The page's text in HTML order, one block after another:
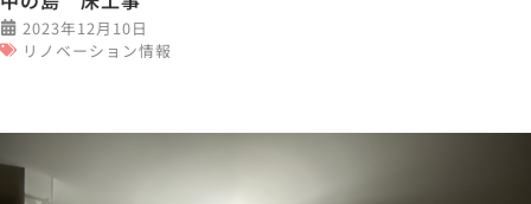
2023年12月10日
リノベーション情報